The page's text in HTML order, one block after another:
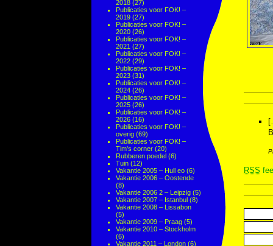
2018 (27)
Publicaties voor FOK! –
2019 (27)
Publicaties voor FOK! –
2020 (26)
Publicaties voor FOK! –
2021 (27)
Publicaties voor FOK! –
2022 (29)
Publicaties voor FOK! –
2023 (31)
Publicaties voor FOK! –
2024 (26)
Publicaties voor FOK! –
2025 (26)
Publicaties voor FOK! –
2026 (16)
Publicaties voor FOK! –
overig (69)
Publicaties voor FOK! –
Tim's corner (20)
Rubberen poedel (6)
Tuin (12)
Vakantie 2005 – Hull eo (6)
Vakantie 2006 – Oostende
(8)
Vakantie 2006 2 – Leipzig (5)
Vakantie 2007 – Istanbul (8)
Vakantie 2008 – Lissabon
(5)
Vakantie 2009 – Praag (5)
Vakantie 2010 – Stockholm
(6)
Vakantie 2011 – London (6)
RSS